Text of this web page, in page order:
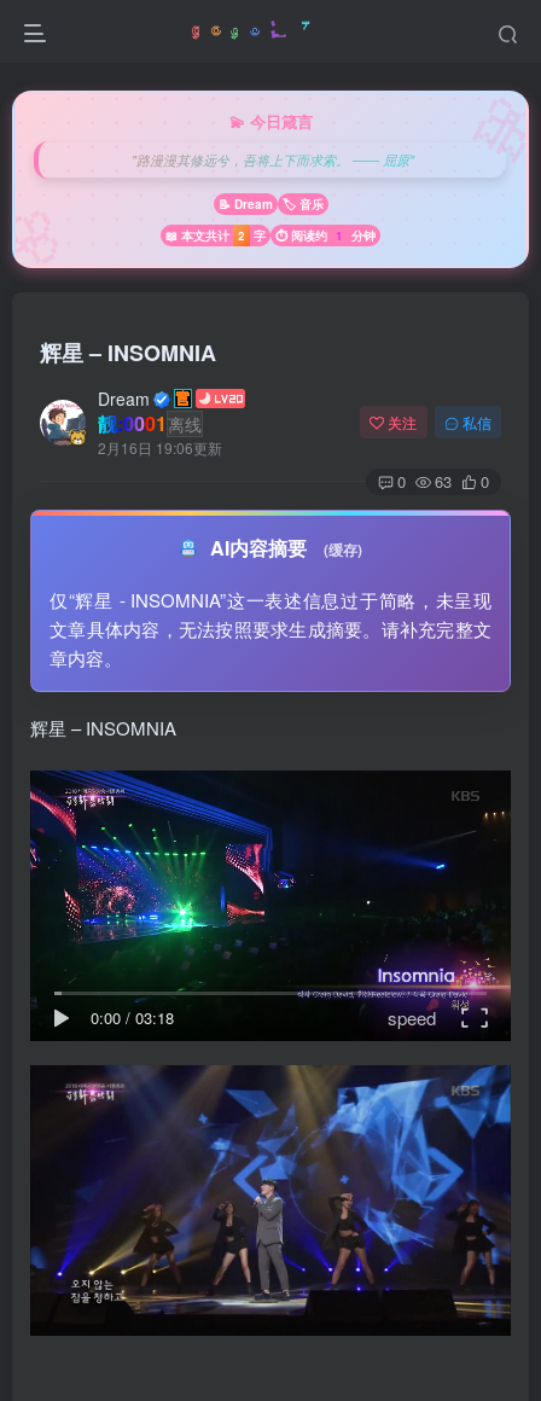
💫 今日箴言
"路漫漫其修远兮，吾将上下而求索。 —— 屈原"
📝 Dream
🏷️ 音乐
📖 本文共计 2 字 ⏱️ 阅读约 1 分钟
辉星 – INSOMNIA
Dream
靓:0001 离线
2月16日 19:06更新
关注 私信
0 63 0
AI内容摘要 (缓存)
仅“辉星 - INSOMNIA”这一表述信息过于简略，未呈现
文章具体内容，无法按照要求生成摘要。请补充完整文
章内容。
辉星 – INSOMNIA
0:00 / 03:18 speed